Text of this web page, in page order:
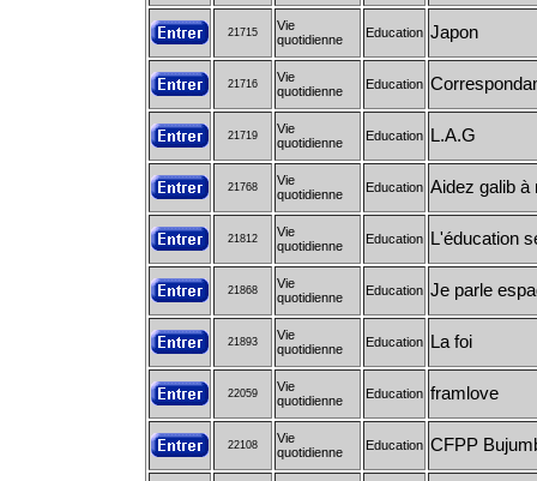
21715
Vie
quotidienne
Education Japon
21716
Vie
quotidienne
Education
21719
Vie
quotidienne
Education L.A.G
21768
Vie
quotidienne
Education Aidez galib à
21812
Vie
quotidienne
Education L'éducation
21868
Vie
quotidienne
Education Je parle
21893
Vie
quotidienne
Education La foi
22059
Vie
quotidienne
Education framlove
22108
Vie
quotidienne
Education CFPP